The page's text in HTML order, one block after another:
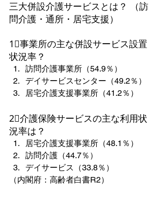
三大併設介護サービスとは？ （訪
問介護・通所・居宅支援）
1⃣事業所の主な併設サービス設置
状況率？
訪問介護事業所（54.9％）
デイサービスセンター（49.2％）
居宅介護支援事業所（41.2％）
2⃣介護保険サービスの主な利用状
況率は？
居宅介護支援事業所（48.1％）
訪問介護（44.7％）
デイサービス（33.8％）
（内閣府：高齢者白書R2）